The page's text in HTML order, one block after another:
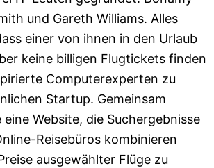
und Gareth Williams. Alles
einer von ihnen in den Urlaub
keine billigen Flugtickets finden
Computerexperten zu
Startup. Gemeinsam
Website, die Suchergebnisse
Reisebüros kombinieren
ausgewählter Flüge zu